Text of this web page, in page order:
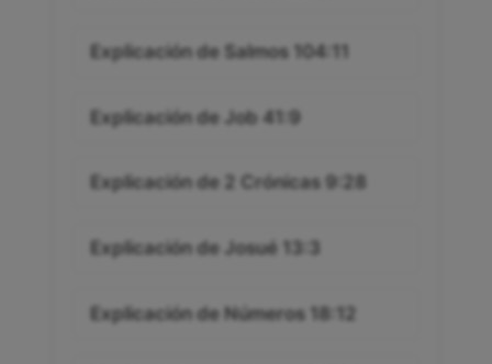
Explicación de Salmos 104:11
Explicación de Job 41:9
Explicación de 2 Crónicas 9:28
Explicación de Josué 13:3
Explicación de Números 18:12